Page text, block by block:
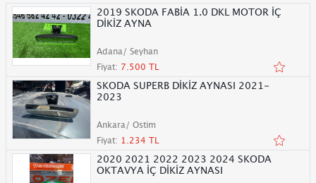
2019 SKODA FABİA 1.0 DKL MOTOR İÇ
DİKİZ AYNA
Adana/ Seyhan
Fiyat: 7.500 TL
SKODA SUPERB DİKİZ AYNASI 2021-
2023
Ankara/ Ostim
Fiyat: 1.234 TL
2020 2021 2022 2023 2024 SKODA
OKTAVYA İÇ DİKİZ AYNASI